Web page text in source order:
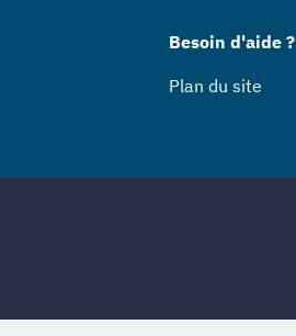
Besoin d'aide ?
Plan du site